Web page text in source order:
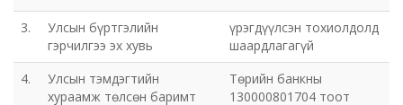
3.
Улсын бүртгэлийн
гэрчилгээ эх хувь
үрэгдүүлсэн тохиолдолд
шаардлагагүй
4.
Улсын тэмдэгтийн
хураамж төлсөн баримт
Төрийн банкны
130000801704 тоот